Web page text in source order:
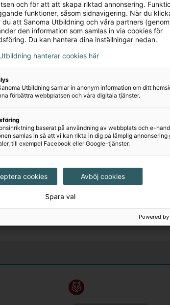
Lärarstöd+
(Lärarlicens)
350 kr
8
Chez Nous 8
Lärarstöd+
(Lärarlicens)
350 kr
och för att att skapa riktad annonsering.
funktioner, såsom sidnavigering. När du
du att Sanoma Utbildning och våra partners
den information som samlas in via cookies för
Du kan hantera dina inställningar nedan.
hanterar cookies här
Utbildning samlar in anonym information om ditt
förbättra webbplatsen och våra digitala tjänster.
baserat på användning av webbplats och e-
samlas in så att vi kan rikta in dig på lämplig annonsering
till exempel Facebook eller Google-tjänster.
cookies Avböj cookies
Spara val
Powered by